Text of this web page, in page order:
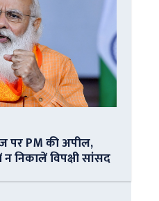
पर PM की अपील,
निकालें विपक्षी सांसद